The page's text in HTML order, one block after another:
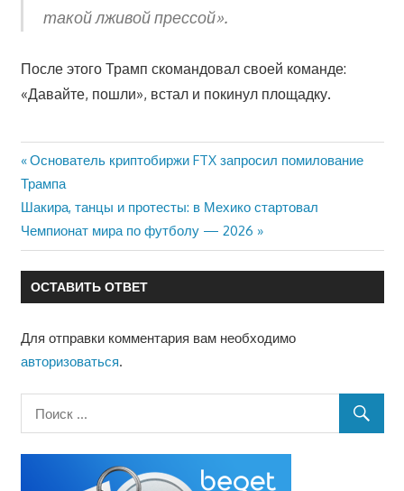
такой лживой прессой».
После этого Трамп скомандовал своей команде:
«Давайте, пошли», встал и покинул площадку.
Навигация
по
записям
Предыдущая
запись:
Основатель криптобиржи FTX запросил помилование
Трампа
Следующая
запись:
Шакира, танцы и протесты: в Мехико стартовал
Чемпионат мира по футболу — 2026
ОСТАВИТЬ ОТВЕТ
Для отправки комментария вам необходимо
авторизоваться.